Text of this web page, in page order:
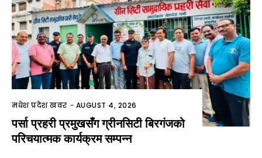
मधेश प्रदेश खवर - AUGUST 4, 2026
पर्सा प्रहरी प्रमुखसँग ग्रीनसिटी बिरगंजको
परिचयात्मक कार्यक्रम सम्पन्न